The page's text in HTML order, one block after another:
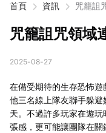
首頁 資訊 咒籠詛
咒籠詛咒領域
2025-08-27
在備受期待的生存恐怖
他三名線上隊友聯手躲
天。不過許多玩家在遊
張感，更可能讓團隊在關